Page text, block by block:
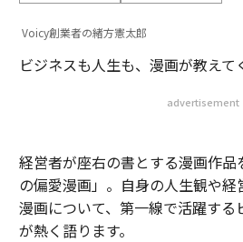
Voicy創業者の緒方憲太郎
ビジネスも人生も、漫画が教え
advertisement
経営者が座右の書とする漫画作
の偏愛漫画」。自身の人生観や
漫画について、第一線で活躍する
が熱く語ります。